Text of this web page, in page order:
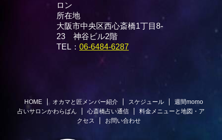
ロン
所在地
大阪市中央区西心斎橋1丁目8-
23 神谷ビル2階
TEL： 06-6484-6287
HOME オカマと匠メンバー紹介 スケジュール
週間momo
占いサロンかわらばん
心斎橋占い通信
料金メニューと地図・ア
クセス
お問い合わせ